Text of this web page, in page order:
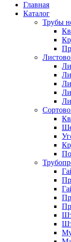
Главная
Каталог
Трубы